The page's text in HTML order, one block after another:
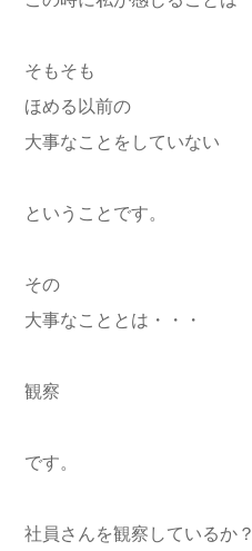
そもそも
ほめる以前の
大事なことをしていない
ということです。
その
大事なこととは・・・
観察
です。
社員さんを観察しているか？